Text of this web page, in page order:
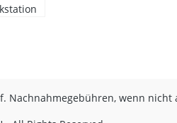
Nachnahmegebühren, wenn nicht